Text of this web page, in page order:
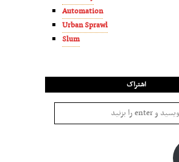
Automation
Urban Sprawl
Slum
اشتراک